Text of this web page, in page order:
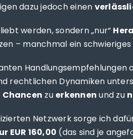
dazu jedoch einen
werden, sondern „nur“
– manchmal ein
Handlungsempfehlungen
rechtlichen Dynamiken
Chancen zu erkennen und zu
Netzwerk sorge ich
EUR 160,00 (das sind je